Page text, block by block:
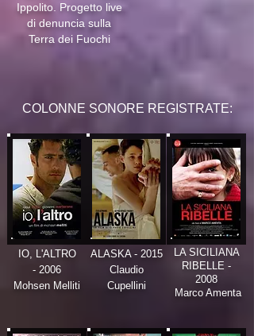
Ippolito. Progetto live
di denuncia sulla
Terra dei Fuochi
COLONNE SONORE REGISTRATE:
IO, L'ALTRO
- 2006
Mohsen Melliti
ALASKA - 2015
Claudio
Cupellini
LA SICILIANA
RIBELLE -
2008
Marco Amenta